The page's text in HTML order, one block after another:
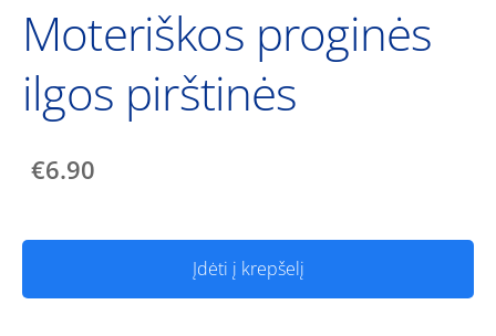
Moteriškos proginės
ilgos pirštinės
€6.90
Įdėti į krepšelį